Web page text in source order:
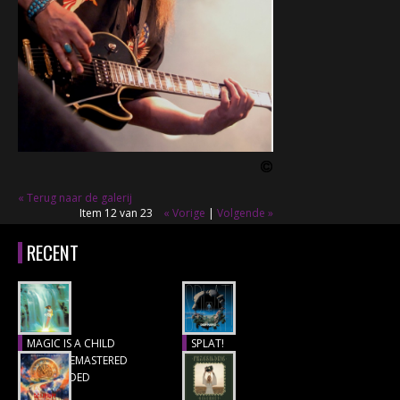
CONCERTBEZOEK
« Terug naar de galerij
Item 12 van 23
« Vorige | Volgende »
RECENT
MAGIC IS A CHILD
(1977), REMASTERED
& EXTENDED
SPLAT!
Recensie